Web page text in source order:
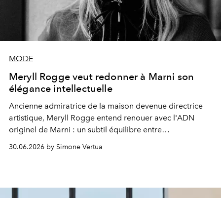
MODE
Meryll Rogge veut redonner à Marni son
élégance intellectuelle
Ancienne admiratrice de la maison devenue directrice
artistique, Meryll Rogge entend renouer avec l'ADN
originel de Marni : un subtil équilibre entre
sophistication, créativité et culture. "La première fois que
j'ai vu une silhouette Marni, je l'ai immédiatement
30.06.2026 by Simone Vertua